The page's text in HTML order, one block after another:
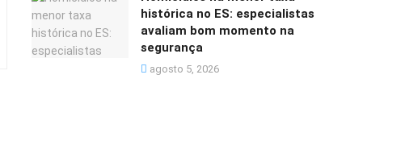
histórica no ES: especialistas
avaliam bom momento na
segurança
agosto 5, 2026